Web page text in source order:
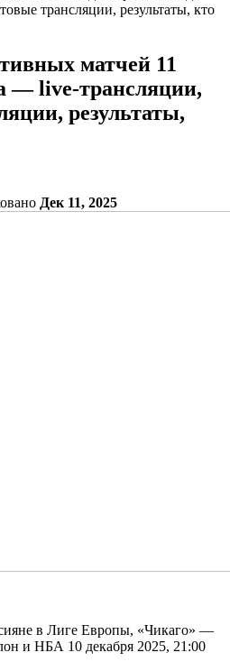
трансляции, результаты, кто
матчей 11
— live-трансляции,
результаты,
Дек 11, 2025
в Лиге Европы, «Чикаго» —
и НБА 10 декабря 2025, 21:00